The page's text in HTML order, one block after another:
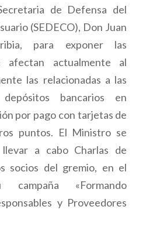
de Defensa del
(SEDECO), Don Juan
para exponer las
afectan actualmente al
las relacionadas a las
bancarios en
por pago con tarjetas de
puntos. El Ministro se
a cabo Charlas de
socios del gremio, en el
«Formando
y Proveedores